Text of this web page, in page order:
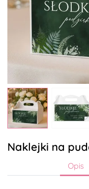
Naklejki na
Opis